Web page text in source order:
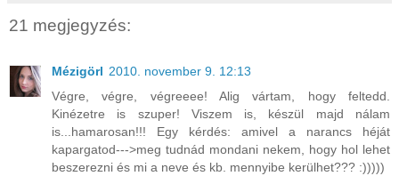
21 megjegyzés:
Mézigörl 2010. november 9. 12:13
Végre, végre, végreeee! Alig vártam, hogy feltedd.
Kinézetre is szuper! Viszem is, készül majd nálam
is...hamarosan!!! Egy kérdés: amivel a narancs héját
kapargatod--->meg tudnád mondani nekem, hogy hol lehet
beszerezni és mi a neve és kb. mennyibe kerülhet??? :)))))